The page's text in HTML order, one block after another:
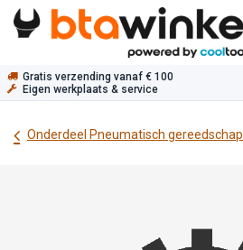
Overslaan naar inhoud
Gratis verzending vanaf € 100
Eigen werkplaats & service
Onderdeel Pneumatisch gereedschap